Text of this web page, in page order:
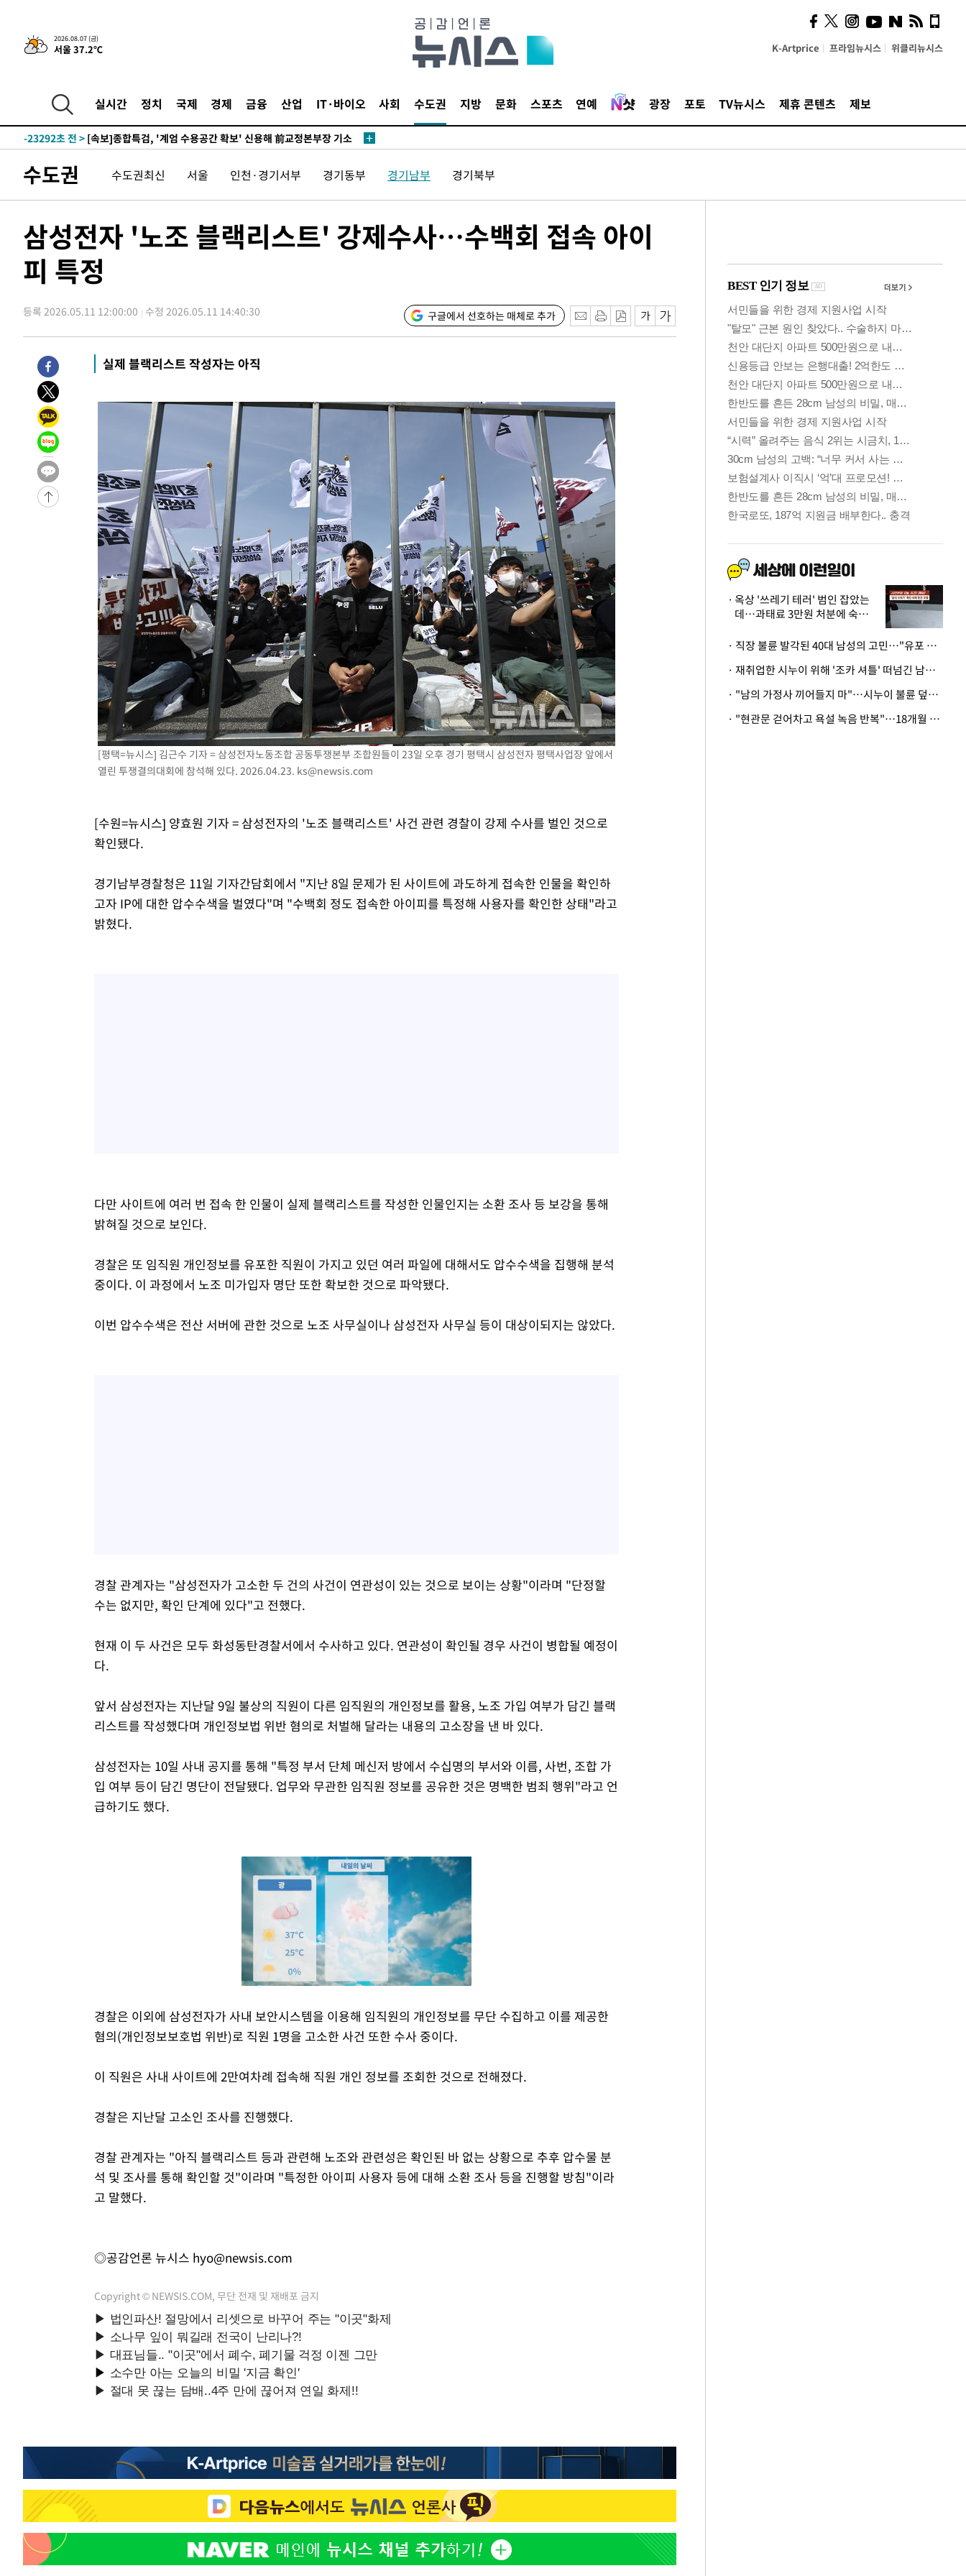
2026.08.07 (금)
서울 37.2℃ K-Artprice 프라임뉴시스 위클리뉴시스
실시간 정치 국제 경제 금융 산업 IT·바이오 사회 수도권 지방 문화 스포츠 연예 광장 포토 TV뉴시스 제휴 콘텐츠 제보
-26646초 전 >외국인 심판 성 접대 7경기 들여다보니…한국 축구 '5승 2무'
-26380초 전 > [속보]코스닥, 2.86포인트(0.36%) 내린 798.81마감
-26313초 전 >
[속보]원·달러 환율, 7.7원 내린 1416.1원 마감
-26202초 전 >
-23292초 전 > [속보]종합특검, '계엄 수용공간 확보' 신용해 前교정본부장 기소
-22136초 전 >
11시간 압수수색에 성접대 파문까지…'쑥대밭' 된 축구협회
-21158초 전 >[속보]규제합리화위원회 부위원장에 김태유 서울대 공대 교수…이
-12841초 전 >[속보] 7월 중국 수출 23.9%↑ 수입 27.5%↑…무역총액
25.3%↑
-10001초 전 >[속보]'채상병 순직 책임' 임성근, 항소심도 징역 3년
-9867초 전 > [속보]종합특검, '관저이전 봐주기 감사' 유병호 구속기소
-5717초 전 >[속보]'300억원대 사기 혐의' 차가원 대표 구속 송치
-4911초 전 >"미 전국적 살모네라 식중독 원인은 멕시코산 할라피뇨"-- CDC
-3424초 전 >
[속보]경찰·노동부, HL만도 평택사업장 끼임 사망 관련 압수수색
-32251초 전 >
-30557초 전 >
SK하이닉스, 용인·청주 팹에 54조 투자…"AI 메모리 수요 선제 대
응"
-27413초 전 >
여자배구 이재영·이다영 자매, 아제르바이잔 투란VC 입단
-26666초 전 >
외국인 심판 성 접대 7경기 들여다보니…한국 축구 '5승 2무'
-26400초 전 >
[속보]코스닥, 2.86포인트(0.36%) 내린 798.81마감
-26353초 전 >
[속보]코스피, 6200선 약보합…0.60% 내린 6258.77에 마쳐
-26333초 전 >
[속보]원·달러 환율, 7.7원 내린 1416.1원 마감
[속보] 노원서 40.1도 관측…서울, 2018년 이후 첫 40도
[속보]종합특검, '계엄 수용공간 확보' 신용해 前교정본부장 기소
외신들도 주목한 韓축구 파문…"국민적 공분에 수사 재개"
11시간 압수수색에 성접대 파문까지…'쑥대밭' 된 축구협회
[속보]규제합리화위원회 부위원장에 김태유 서울대 공대 교수…이
[속보]국힘 윤리위, '돌려차기 발언' 진종오·서범수 징계 절차 개시
[속보] 7월 중국 수출 23.9%↑ 수입 27.5%↑…무역총액
[속보]'채상병 순직 책임' 임성근, 항소심도 징역 3년
[속보]종합특검, '관저이전 봐주기 감사' 유병호 구속기소
민주 콩고 에볼라환자 4천명 돌파, 4053명 발생 1850명 사망
[속보]'300억원대 사기 혐의' 차가원 대표 구속 송치
"미 전국적 살모네라 식중독 원인은 멕시코산 할라피뇨"-- CDC
[속보]경찰·노동부, HL만도 평택사업장 끼임 사망 관련 압수수색
수도권 수도권최신 서울 인천·경기서부 경기동부 경기남부 경기북부
삼성전자 '노조 블랙리스트' 강제수사…수백회 접속 아이
피 특정
등록 2026.05.11 12:00:00 수정 2026.05.11 14:40:30 구글에서 선호하는 매체로 추가
실제 블랙리스트 작성자는 아직
[평택=뉴시스] 김근수 기자 = 삼성전자노동조합 공동투쟁본부 조합원들이 23일 오후 경기 평택시 삼성전자 평택사업장 앞에서
열린 투쟁결의대회에 참석해 있다. 2026.04.23. ks@newsis.com
[수원=뉴시스] 양효원 기자 = 삼성전자의 '노조 블랙리스트' 사건 관련 경찰이 강제 수사를 벌인 것으로
확인됐다.
경기남부경찰청은 11일 기자간담회에서 "지난 8일 문제가 된 사이트에 과도하게 접속한 인물을 확인하
고자 IP에 대한 압수수색을 벌였다"며 "수백회 정도 접속한 아이피를 특정해 사용자를 확인한 상태"라고
밝혔다.
다만 사이트에 여러 번 접속 한 인물이 실제 블랙리스트를 작성한 인물인지는 소환 조사 등 보강을 통해
밝혀질 것으로 보인다.
경찰은 또 임직원 개인정보를 유포한 직원이 가지고 있던 여러 파일에 대해서도 압수수색을 집행해 분석
중이다. 이 과정에서 노조 미가입자 명단 또한 확보한 것으로 파악됐다.
이번 압수수색은 전산 서버에 관한 것으로 노조 사무실이나 삼성전자 사무실 등이 대상이되지는 않았다.
경찰 관계자는 "삼성전자가 고소한 두 건의 사건이 연관성이 있는 것으로 보이는 상황"이라며 "단정할
수는 없지만, 확인 단계에 있다"고 전했다.
현재 이 두 사건은 모두 화성동탄경찰서에서 수사하고 있다. 연관성이 확인될 경우 사건이 병합될 예정이
다.
앞서 삼성전자는 지난달 9일 불상의 직원이 다른 임직원의 개인정보를 활용, 노조 가입 여부가 담긴 블랙
리스트를 작성했다며 개인정보법 위반 혐의로 처벌해 달라는 내용의 고소장을 낸 바 있다.
삼성전자는 10일 사내 공지를 통해 "특정 부서 단체 메신저 방에서 수십명의 부서와 이름, 사번, 조합 가
입 여부 등이 담긴 명단이 전달됐다. 업무와 무관한 임직원 정보를 공유한 것은 명백한 범죄 행위"라고 언
급하기도 했다.
Mute
경찰은 이외에 삼성전자가 사내 보안시스템을 이용해 임직원의 개인정보를 무단 수집하고 이를 제공한
혐의(개인정보보호법 위반)로 직원 1명을 고소한 사건 또한 수사 중이다.
이 직원은 사내 사이트에 2만여차례 접속해 직원 개인 정보를 조회한 것으로 전해졌다.
경찰은 지난달 고소인 조사를 진행했다.
경찰 관계자는 "아직 블랙리스트 등과 관련해 노조와 관련성은 확인된 바 없는 상황으로 추후 압수물 분
석 및 조사를 통해 확인할 것"이라며 "특정한 아이피 사용자 등에 대해 소환 조사 등을 진행할 방침"이라
고 말했다.
◎공감언론 뉴시스 hyo@newsis.com
Copyright © NEWSIS.COM, 무단 전재 및 재배포 금지
시, 스마트폰 액세서리에
NFC 더했다
옥상 '쓰레기 테러' 범인 잡았는
데…과태료 3만원 처분에 숙박업
· 직장 불륜 발각된 40대 남성의 고민…"유포 동료 명예훼손·협박죄 고소 가능할까"
· 재취업한 시누이 위해 '조카 셔틀' 떠넘긴 남편…아내 "난 못한다"
· "남의 가정사 끼어들지 마"…시누이 불륜 덮으려는 남편에 억울한 아내
· "현관문 걷어차고 욕설 녹음 반복"…18개월 아기 키우는 집 뒤흔든 '앞집의 비극'